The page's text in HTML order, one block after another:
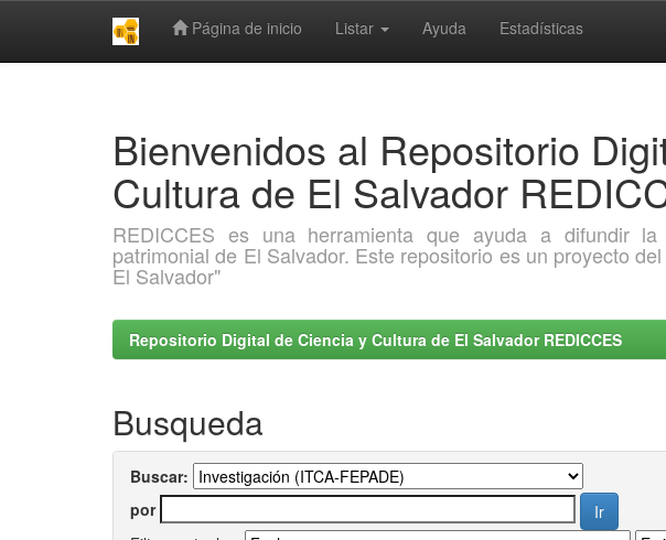
Página de inicio Listar Ayuda Estadísticas
Bienvenidos al Repositorio
Cultura de El Salvador
REDICCES es una herramienta que ayuda a difundir
patrimonial de El Salvador. Este repositorio es un proyecto
El Salvador"
Repositorio Digital de Ciencia y Cultura de El Salvador REDICCES
Busqueda
Buscar:
por